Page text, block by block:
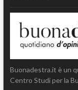
Buonadestra.it è un
Centro Studi per la